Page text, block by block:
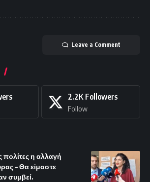
Leave a Comment
2.2K Followers
Follow
πολίτες η αλλαγή
– Θα είμαστε
συμβεί.